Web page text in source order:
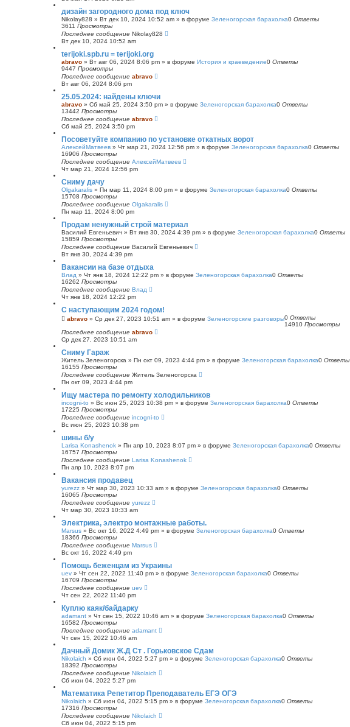
к
дизайн загородного дома под ключ
Nikolay828 » Вт дек 10, 2024 10:52 am » в форуме Зеленогорская барахолка0 Ответы
3611 Просмотры
Последнее сообщение Nikolay828
Вт дек 10, 2024 10:52 am
terijoki.spb.ru = terijoki.org
abravo » Вт авг 06, 2024 8:06 pm » в форуме История и краеведение0 Ответы
9447 Просмотры
Последнее сообщение abravo
Вт авг 06, 2024 8:06 pm
25.05.2024: найдены ключи
abravo » Сб май 25, 2024 3:50 pm » в форуме Зеленогорская барахолка0 Ответы
13442 Просмотры
Последнее сообщение abravo
Сб май 25, 2024 3:50 pm
Посоветуйте компанию по установке откатных ворот
АлексейМатвеев » Чт мар 21, 2024 12:56 pm » в форуме Зеленогорская барахолка0 Ответы
16906 Просмотры
Последнее сообщение АлексейМатвеев
Чт мар 21, 2024 12:56 pm
Сниму дачу
Olgakaralis » Пн мар 11, 2024 8:00 pm » в форуме Зеленогорская барахолка0 Ответы
15708 Просмотры
Последнее сообщение Olgakaralis
Пн мар 11, 2024 8:00 pm
Продам ненужный строй материал
Василий Евгеньевич » Вт янв 30, 2024 4:39 pm » в форуме Зеленогорская барахолка0 Ответы
15859 Просмотры
Последнее сообщение Василий Евгеньевич
Вт янв 30, 2024 4:39 pm
Вакансии на базе отдыха
Влад » Чт янв 18, 2024 12:22 pm » в форуме Зеленогорская барахолка0 Ответы
16262 Просмотры
Последнее сообщение Влад
Чт янв 18, 2024 12:22 pm
С наступающим 2024 годом!
abravo » Ср дек 27, 2023 10:51 am » в форуме Зеленогорские разговоры0 Ответы
14910 Просмотры
Последнее сообщение abravo
Ср дек 27, 2023 10:51 am
Сниму Гараж
Житель Зеленогорска » Пн окт 09, 2023 4:44 pm » в форуме Зеленогорская барахолка0 Ответы
16155 Просмотры
Последнее сообщение Житель Зеленогорска
Пн окт 09, 2023 4:44 pm
Ищу мастера по ремонту холодильников
incogni-to » Вс июн 25, 2023 10:38 pm » в форуме Зеленогорская барахолка0 Ответы
17225 Просмотры
Последнее сообщение incogni-to
Вс июн 25, 2023 10:38 pm
шины б/у
Larisa Konashenok » Пн апр 10, 2023 8:07 pm » в форуме Зеленогорская барахолка0 Ответы
16757 Просмотры
Последнее сообщение Larisa Konashenok
Пн апр 10, 2023 8:07 pm
Вакансия продавец
yurezz » Чт мар 30, 2023 10:33 am » в форуме Зеленогорская барахолка0 Ответы
16065 Просмотры
Последнее сообщение yurezz
Чт мар 30, 2023 10:33 am
Электрика, электро монтажные работы.
Marsus » Вс окт 16, 2022 4:49 pm » в форуме Зеленогорская барахолка0 Ответы
18366 Просмотры
Последнее сообщение Marsus
Вс окт 16, 2022 4:49 pm
Помощь беженцам из Украины
uev » Чт сен 22, 2022 11:40 pm » в форуме Зеленогорская барахолка0 Ответы
16709 Просмотры
Последнее сообщение uev
Чт сен 22, 2022 11:40 pm
Куплю каяк/байдарку
adamant » Чт сен 15, 2022 10:46 am » в форуме Зеленогорская барахолка0 Ответы
16582 Просмотры
Последнее сообщение adamant
Чт сен 15, 2022 10:46 am
Дачный Домик Ж.Д Ст . Горьковское Сдам
Nikolaich » Сб июн 04, 2022 5:27 pm » в форуме Зеленогорская барахолка0 Ответы
18392 Просмотры
Последнее сообщение Nikolaich
Сб июн 04, 2022 5:27 pm
Математика Репетитор Преподаватель ЕГЭ ОГЭ
Nikolaich » Сб июн 04, 2022 5:15 pm » в форуме Зеленогорская барахолка0 Ответы
17316 Просмотры
Последнее сообщение Nikolaich
Сб июн 04, 2022 5:15 pm